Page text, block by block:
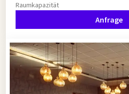
Raumkapazität
Anfrage